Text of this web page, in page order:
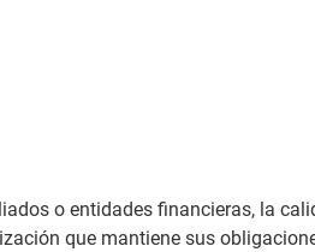
o entidades financieras, la
que mantiene sus